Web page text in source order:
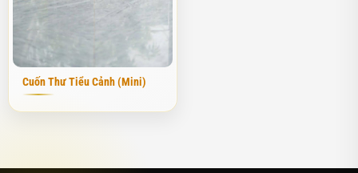
đem lại sự bình an và hưng thịnh cho con cháu. Tôi luôn tâm niệm
rằng, mỗi phiến đá khi được tạc thành hình cuốn thư không chỉ là
vật trang trí, mà nó còn mang theo cả một niềm tin, một tấm lòng
hiếu kính của người sống gửi gắm đến tổ tiên.
Tại Phú Thọ Stone, chúng tôi chế tác cuốn thư dựa trên sự am
sao cho khớp với diện tích thực tế của công trình mà không làm
Cuốn Thư Tiểu Cảnh (Mini)